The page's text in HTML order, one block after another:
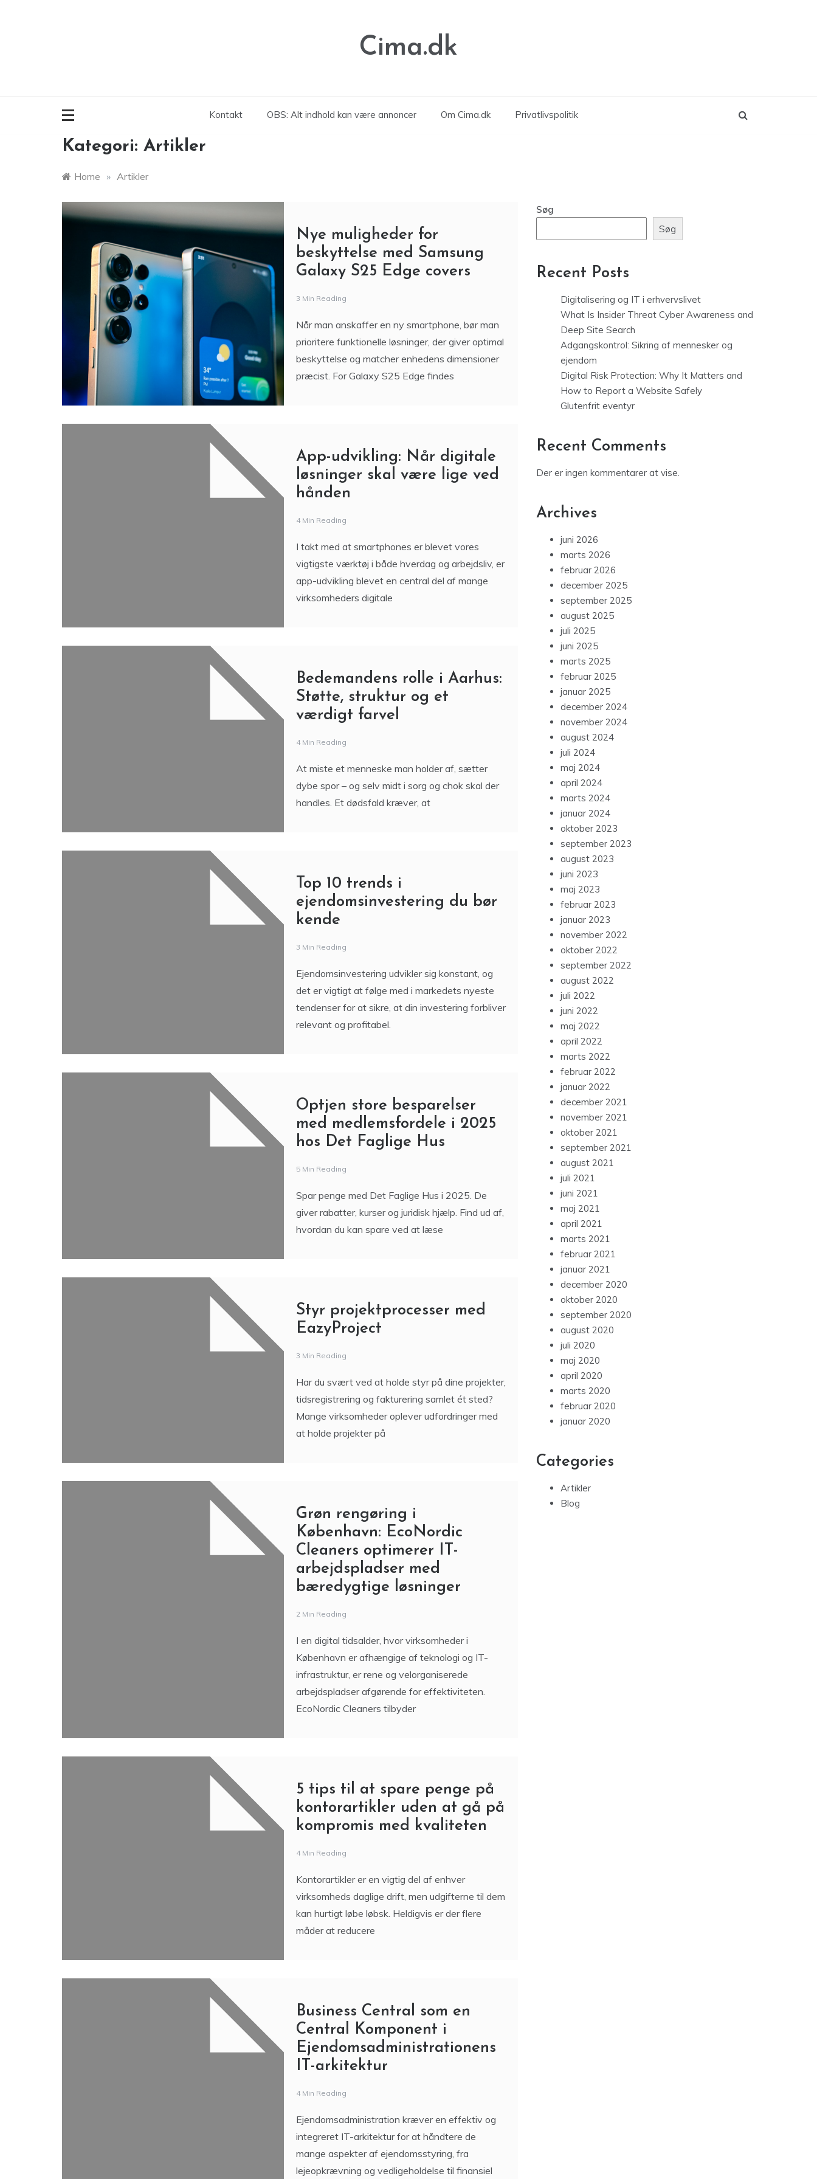
Cima.dk
Kontakt OBS: Alt indhold kan være annoncer Om Cima.dk Privatlivspolitik
Kategori: Artikler
Home » Artikler
Nye muligheder for
beskyttelse med Samsung
Galaxy S25 Edge covers
3 Min Reading
Når man anskaffer en ny smartphone, bør man
prioritere funktionelle løsninger, der giver optimal
beskyttelse og matcher enhedens dimensioner
præcist. For Galaxy S25 Edge findes
App-udvikling: Når digitale
løsninger skal være lige ved
hånden
4 Min Reading
I takt med at smartphones er blevet vores
vigtigste værktøj i både hverdag og arbejdsliv, er
app-udvikling blevet en central del af mange
virksomheders digitale
Bedemandens rolle i Aarhus:
Støtte, struktur og et
værdigt farvel
4 Min Reading
At miste et menneske man holder af, sætter
dybe spor – og selv midt i sorg og chok skal der
handles. Et dødsfald kræver, at
Top 10 trends i
ejendomsinvestering du bør
kende
3 Min Reading
Ejendomsinvestering udvikler sig konstant, og
det er vigtigt at følge med i markedets nyeste
tendenser for at sikre, at din investering forbliver
relevant og profitabel.
Optjen store besparelser
med medlemsfordele i 2025
hos Det Faglige Hus
5 Min Reading
Spar penge med Det Faglige Hus i 2025. De
giver rabatter, kurser og juridisk hjælp. Find ud af,
hvordan du kan spare ved at læse
Styr projektprocesser med
EazyProject
3 Min Reading
Har du svært ved at holde styr på dine projekter,
tidsregistrering og fakturering samlet ét sted?
Mange virksomheder oplever udfordringer med
at holde projekter på
Grøn rengøring i
København: EcoNordic
Cleaners optimerer IT-
arbejdspladser med
bæredygtige løsninger
2 Min Reading
I en digital tidsalder, hvor virksomheder i
København er afhængige af teknologi og IT-
infrastruktur, er rene og velorganiserede
arbejdspladser afgørende for effektiviteten.
EcoNordic Cleaners tilbyder
5 tips til at spare penge på
kontorartikler uden at gå på
kompromis med kvaliteten
4 Min Reading
Kontorartikler er en vigtig del af enhver
virksomheds daglige drift, men udgifterne til dem
kan hurtigt løbe løbsk. Heldigvis er der flere
måder at reducere
Business Central som en
Central Komponent i
Ejendomsadministrationens
IT-arkitektur
4 Min Reading
Ejendomsadministration kræver en effektiv og
integreret IT-arkitektur for at håndtere de
mange aspekter af ejendomsstyring, fra
lejeopkrævning og vedligeholdelse til finansiel
Søg
Søg
Recent Posts
Digitalisering og IT i erhvervslivet
What Is Insider Threat Cyber Awareness and
Deep Site Search
Adgangskontrol: Sikring af mennesker og
ejendom
Digital Risk Protection: Why It Matters and
How to Report a Website Safely
Glutenfrit eventyr
Recent Comments
Der er ingen kommentarer at vise.
Archives
juni 2026
marts 2026
februar 2026
december 2025
september 2025
august 2025
juli 2025
juni 2025
marts 2025
februar 2025
januar 2025
december 2024
november 2024
august 2024
juli 2024
maj 2024
april 2024
marts 2024
januar 2024
oktober 2023
september 2023
august 2023
juni 2023
maj 2023
februar 2023
januar 2023
november 2022
oktober 2022
september 2022
august 2022
juli 2022
juni 2022
maj 2022
april 2022
marts 2022
februar 2022
januar 2022
december 2021
november 2021
oktober 2021
september 2021
august 2021
juli 2021
juni 2021
maj 2021
april 2021
marts 2021
februar 2021
januar 2021
december 2020
oktober 2020
september 2020
august 2020
juli 2020
maj 2020
april 2020
marts 2020
februar 2020
januar 2020
Categories
Artikler
Blog